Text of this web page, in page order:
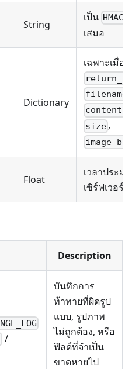
String
เป็น
เสมอ
Dictionary
เฉพาะเมื่อ
filename
size ,
Float
เวลาประม
เซิร์ฟเวอร์
Description
/
บันทึกการ
ท้าทายที่ผิดรูป
แบบ, รูปภาพ
ไม่ถูกต้อง, หรือ
ฟิลด์ที่จำเป็น
ขาดหายไป